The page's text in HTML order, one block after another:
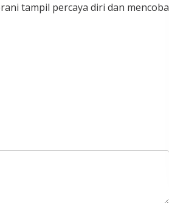
tampil percaya diri dan mencoba